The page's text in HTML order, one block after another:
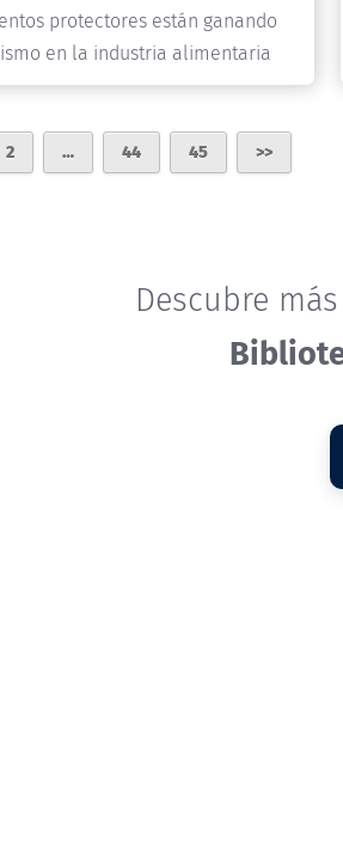
protectores están ganando
en la industria alimentaria
2 … 44 45
Descubre